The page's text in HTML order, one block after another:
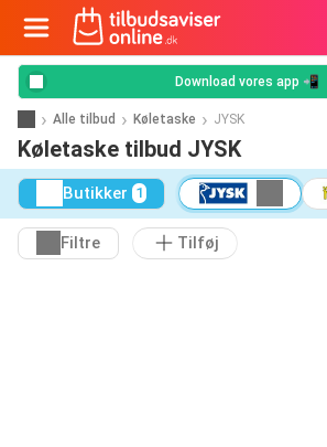
Download vores app 📲
Alle tilbud Køletaske JYSK
Køletaske tilbud JYSK
Butikker 1
Filtre Tilføj